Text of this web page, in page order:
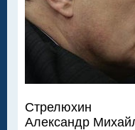
Стрелюхин
Александр